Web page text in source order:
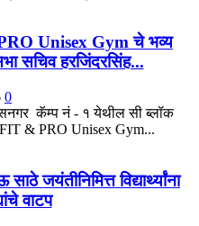
Unisex Gym चे भव्य
सचिव हरजिंदरसिंह...
0
कॅम्प नं - १ येथील सी ब्लॉक
& PRO Unisex Gym...
जयंतीनिमित्त विद्यार्थ्यांना
वाटप